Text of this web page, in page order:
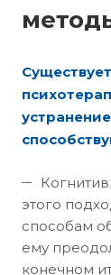
этого
способам
ему
конечном